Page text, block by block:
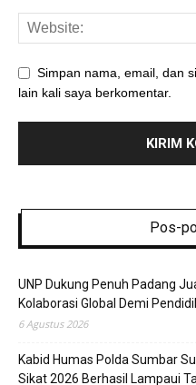
Simpan nama, email, dan
lain kali saya berkomentar.
Pos-
UNP Dukung Penuh Padang
Kolaborasi Global Demi
6 Agustus 2026
Kabid Humas Polda Sumbar
Sikat 2026 Berhasil Lampaui